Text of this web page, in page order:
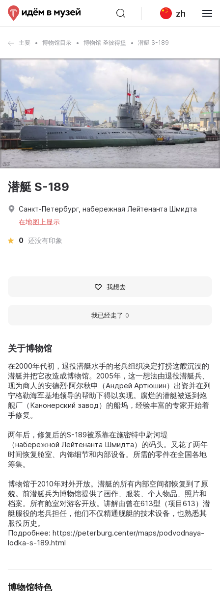
zh
主要 博物馆目录 博物馆 圣彼得堡 潜艇 S-189
关于博物馆
在2000年代初，退役潜艇水手的老兵组织决定打捞这艘沉没的
潜艇并把它改造成博物馆。2005年，这一想法由退役潜艇兵、
现为商人的安德烈·阿尔秋申（Андрей Артюшин）出资并在列
宁格勒海军基地领导的帮助下得以实现。腐烂的潜艇被送到炮
舰厂（Канонерский завод）的船坞，经验丰富的专家开始着
手修复。
两年后，修复后的S-189被系靠在施密特中尉河堤
（набережной Лейтенанта Шмидта）的码头。又花了两年
时间恢复舱室、内饰细节和内部设备。所需的零件在全国各地
筹集。
博物馆于2010年对外开放。潜艇的所有内部空间都恢复到了原
貌。前潜艇兵为博物馆提供了画作、服装、个人物品、照片和
档案。所有舱室对游客开放。讲解由曾在613型（项目613）潜
艇服役的老兵担任，他们不仅精通舰艇的技术设备，也熟悉其
服役历史。
Подробнее: https://peterburg.center/maps/podvodnaya-
lodka-s-189.html
博物馆特色
潜艇 S-189
Санкт-Петербург, набережная Лейтенанта Шмидта
在地图上显示
0 还没有印象
我想去
我已经走了 0